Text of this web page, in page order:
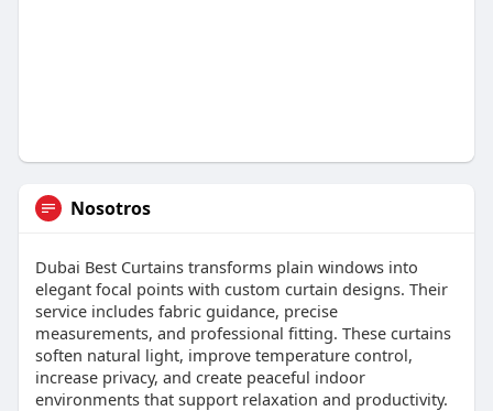
Nosotros
Dubai Best Curtains transforms plain windows into
elegant focal points with custom curtain designs. Their
service includes fabric guidance, precise
measurements, and professional fitting. These curtains
soften natural light, improve temperature control,
increase privacy, and create peaceful indoor
environments that support relaxation and productivity.